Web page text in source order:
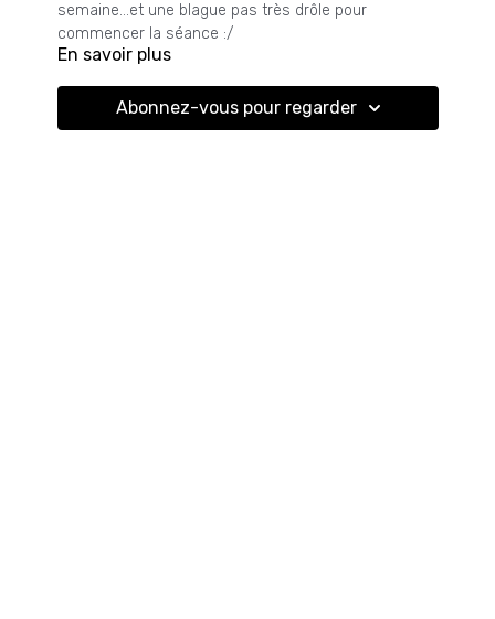
semaine...et une blague pas très drôle pour
commencer la séance :/
En savoir plus
Abonnez-vous pour regarder